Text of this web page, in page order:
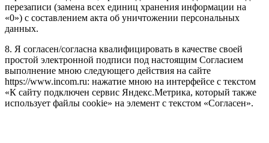
перезаписи (замена всех единиц хранения информации на
«0») с составлением акта об уничтожении персональных
данных.
8. Я согласен/согласна квалифицировать в качестве своей
простой электронной подписи под настоящим Согласием
выполнение мною следующего действия на сайте
https://www.incom.ru: нажатие мною на интерфейсе с текстом
«К сайту подключен сервис Яндекс.Метрика, который также
использует файлы cookie» на элемент с текстом «Согласен».